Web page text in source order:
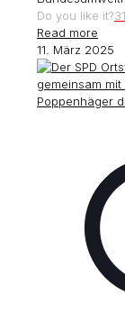
Do you like it?31
Read more
11. März 2025